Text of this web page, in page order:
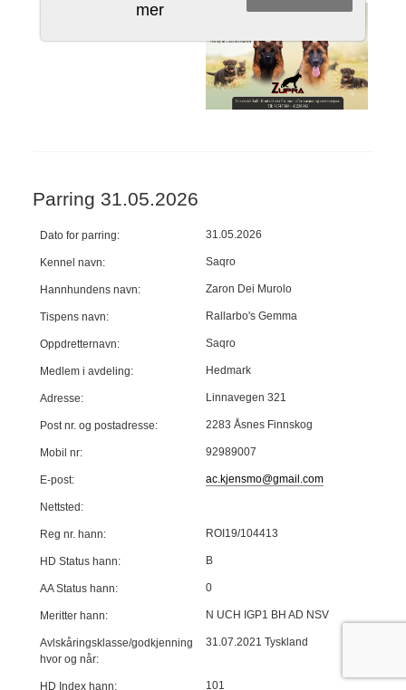
Parring 31.05.2026
Dato for parring: 31.05.2026
Kennel navn: Saqro
Hannhundens navn: Zaron Dei Murolo
Tispens navn: Rallarbo's Gemma
Oppdretternavn: Saqro
Medlem i avdeling: Hedmark
Adresse: Linnavegen 321
Post nr. og postadresse: 2283 Åsnes Finnskog
Mobil nr: 92989007
E-post: ac.kjensmo@gmail.com
Nettsted:
Reg nr. hann: ROI19/104413
HD Status hann: B
AA Status hann: 0
Meritter hann: N UCH IGP1 BH AD NSV
Avlskåringsklasse/godkjenning
hvor og når:
31.07.2021 Tyskland
HD Index hann: 101
mer